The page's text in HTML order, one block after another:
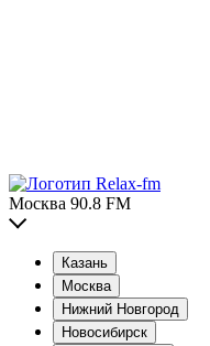
Москва 90.8 FM
Казань
Москва
Нижний Новгород
Новосибирск